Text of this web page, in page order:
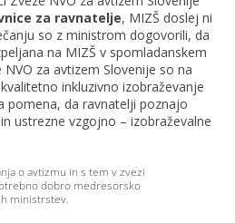
za ravnatelje, MIZŠ doslej ni
so z ministrom dogovorili, da
na MIZŠ v spomladanskem
za avtizem Slovenije so na
inkluzivno izobraževanje
pomena, da ravnatelji poznajo
ustrezne vzgojno – izobraževalne
o avtizmu in s tem v zvezi
dobro medresorsko
ministrstev.